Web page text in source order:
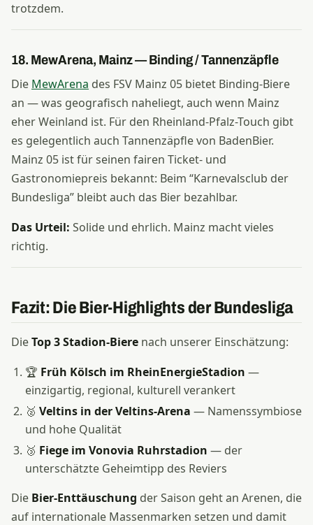
trotzdem.
18. MewArena, Mainz — Binding / Tannenzäpfle
Die MewArena des FSV Mainz 05 bietet Binding-Biere
an — was geografisch naheliegt, auch wenn Mainz
eher Weinland ist. Für den Rheinland-Pfalz-Touch gibt
es gelegentlich auch Tannenzäpfle von BadenBier.
Mainz 05 ist für seinen fairen Ticket- und
Gastronomiepreis bekannt: Beim “Karnevalsclub der
Bundesliga” bleibt auch das Bier bezahlbar.
Das Urteil: Solide und ehrlich. Mainz macht vieles
richtig.
Fazit: Die Bier-Highlights der Bundesliga
DieTop 3 Stadion-Biere nach unserer Einschätzung:
🏆 Früh Kölsch im RheinEnergieStadion —
einzigartig, regional, kulturell verankert
🥈 Veltins in der Veltins-Arena — Namenssymbiose
und hohe Qualität
🥉 Fiege im Vonovia Ruhrstadion — der
unterschätzte Geheimtipp des Reviers
Die Bier-Enttäuschung der Saison geht an Arenen, die
auf internationale Massenmarken setzen und damit